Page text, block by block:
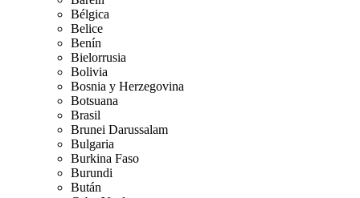
Bélgica
Belice
Benín
Bielorrusia
Bolivia
Bosnia y Herzegovina
Botsuana
Brasil
Brunei Darussalam
Bulgaria
Burkina Faso
Burundi
Bután